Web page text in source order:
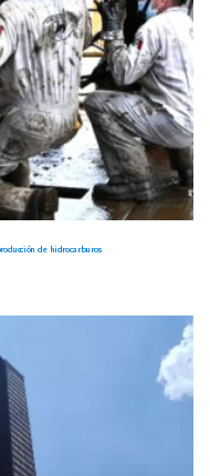
de hidrocarburos